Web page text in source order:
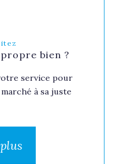
bien ?
service pour
à sa juste